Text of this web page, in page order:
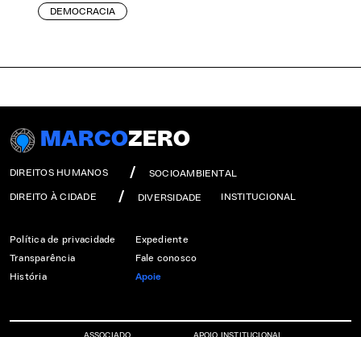
DEMOCRACIA
MARCOZERO
DIREITOS HUMANOS SOCIOAMBIENTAL
DIREITO À CIDADE DIVERSIDADE INSTITUCIONAL
Política de privacidade
Transparência
História
Expediente
Fale conosco
Apoie